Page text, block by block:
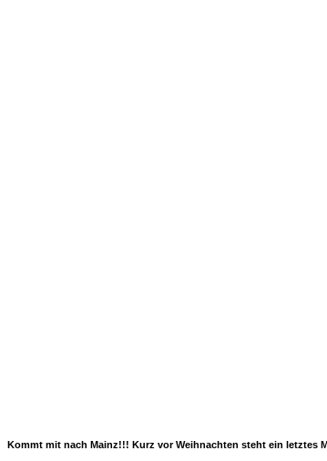
Kommt mit nach Mainz!!! Kurz vor Weihnachten steht ein letztes